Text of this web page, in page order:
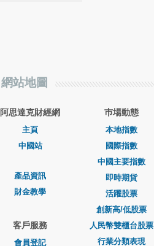
網站地圖
阿思達克財經網
主頁
中國站
產品資訊
財金教學
客戶服務
會員登記
巿場動態
本地指數
國際指數
中國主要指數
即時期貨
活躍股票
創新高/低股票
人民幣雙櫃台股票
行業分類表現